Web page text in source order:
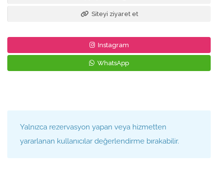
Siteyi ziyaret et
Instagram
WhatsApp
Yalnızca rezervasyon yapan veya hizmetten
yararlanan kullanıcılar değerlendirme bırakabilir.